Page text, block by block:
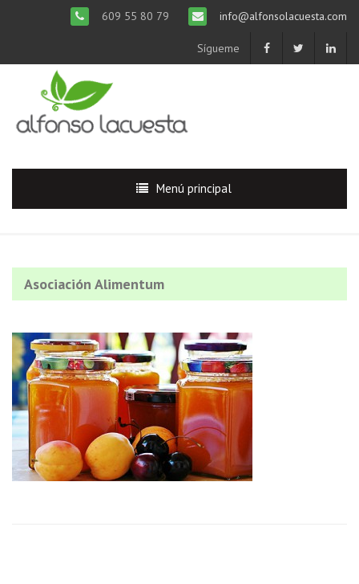
609 55 80 79 info@alfonsolacuesta.com
Sígueme
Menú principal
Asociación Alimentum